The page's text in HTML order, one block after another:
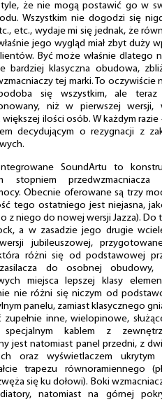
że nie mogą postawić go w
Wszystkim nie dogodzi się
etc., wydaje mi się jednak, że
jego wygląd miał zbyt duży
Być może właśnie dlatego
bardziej klasyczna obudowa,
tej marki. To oczywiście
się wszystkim, ale teraz
niż w pierwszej wersji,
ilości osób. W każdym razie
decydującym o rezygnacji z
SoundArtu to
stopniem przedwzmacniacza
Obecnie oferowane są trzy
tego ostatniego jest niejasna,
z niego do nowej wersji Jazza). Do
a w zasadzie jego drugie
jubileuszowej,
różni się od podstawowej
do osobnej obudowy,
miejsca lepszej klasy
nie różni się niczym od
panelu, zamiast klasycznego
inne, wielopinowe,
specjalnym kablem z
jest natomiast panel przedni, z
oraz wyświetlaczem ukrytym
trapezu równoramiennego
się ku dołowi). Boki
natomiast na górnej